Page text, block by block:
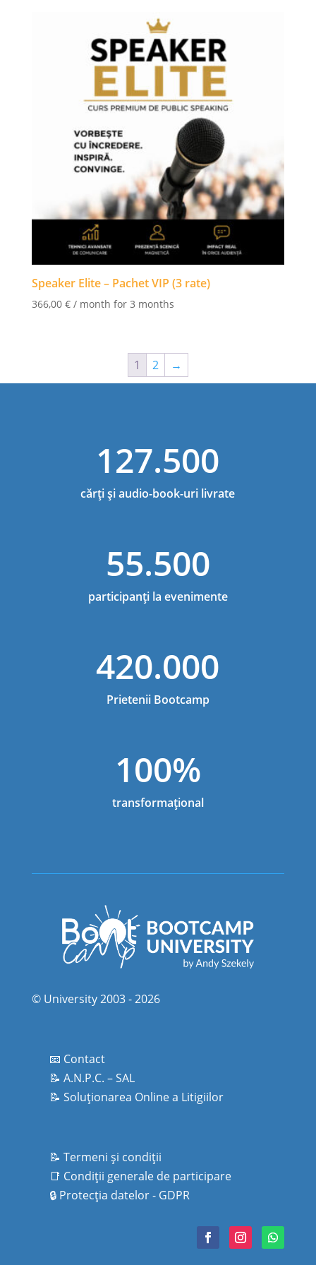
570,00 €.
020,00 €.
Speaker Elite – Pachet VIP (3 rate)
366,00 € / month for 3 months
1 2 →
127.500
cărți și audio-book-uri livrate
55.500
participanți la evenimente
420.000
Prietenii Bootcamp
100%
transformațional
© University 2003 - 2026
📧 Contact
📝 A.N.P.C. – SAL
📝 Soluționarea Online a Litigiilor
📝 Termeni şi condiţii
📑 Condiţii generale de participare
🔒 Protecţia datelor - GDPR